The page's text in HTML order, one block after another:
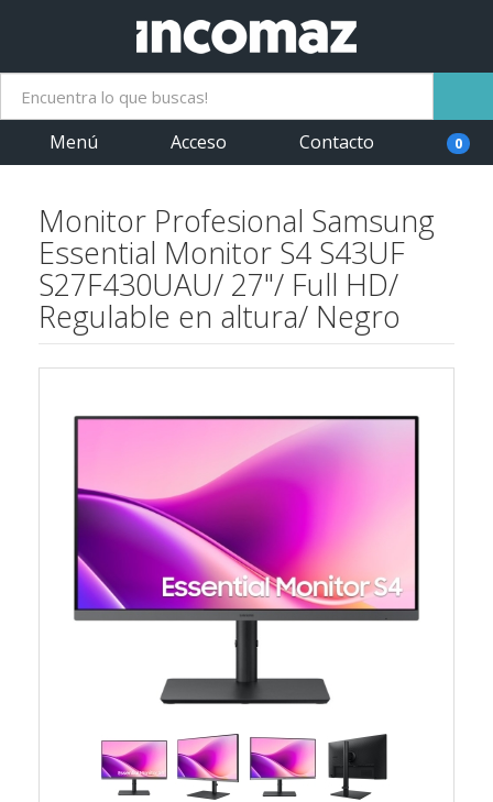
Menú Acceso Contacto 0
Monitor Profesional Samsung
Essential Monitor S4 S43UF
S27F430UAU/ 27"/ Full HD/
Regulable en altura/ Negro